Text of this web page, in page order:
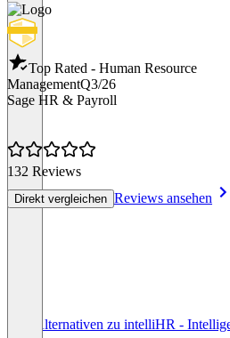
Top Rated - Human Resource
ManagementQ3/26
Sage HR & Payroll
132 Reviews
Direkt vergleichen Reviews ansehen
Alle Alternativen zu intelliHR -